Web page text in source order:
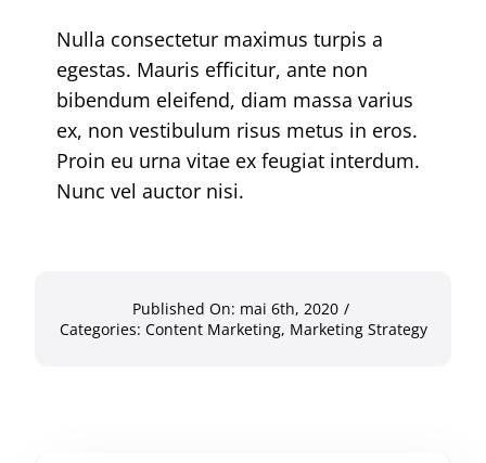
Nulla consectetur maximus turpis a
egestas. Mauris efficitur, ante non
bibendum eleifend, diam massa varius
ex, non vestibulum risus metus in eros.
Proin eu urna vitae ex feugiat interdum.
Nunc vel auctor nisi.
Published On: mai 6th, 2020 /
Categories: Content Marketing, Marketing Strategy